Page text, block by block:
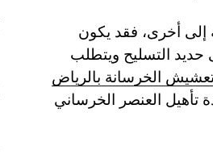
أخرى، فقد يكون
التسليح ويتطلب
الخرسانة بالرياض
تأهيل العنصر الخرساني